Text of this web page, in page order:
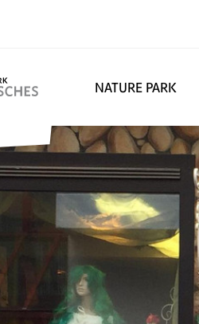
NATURE PARK